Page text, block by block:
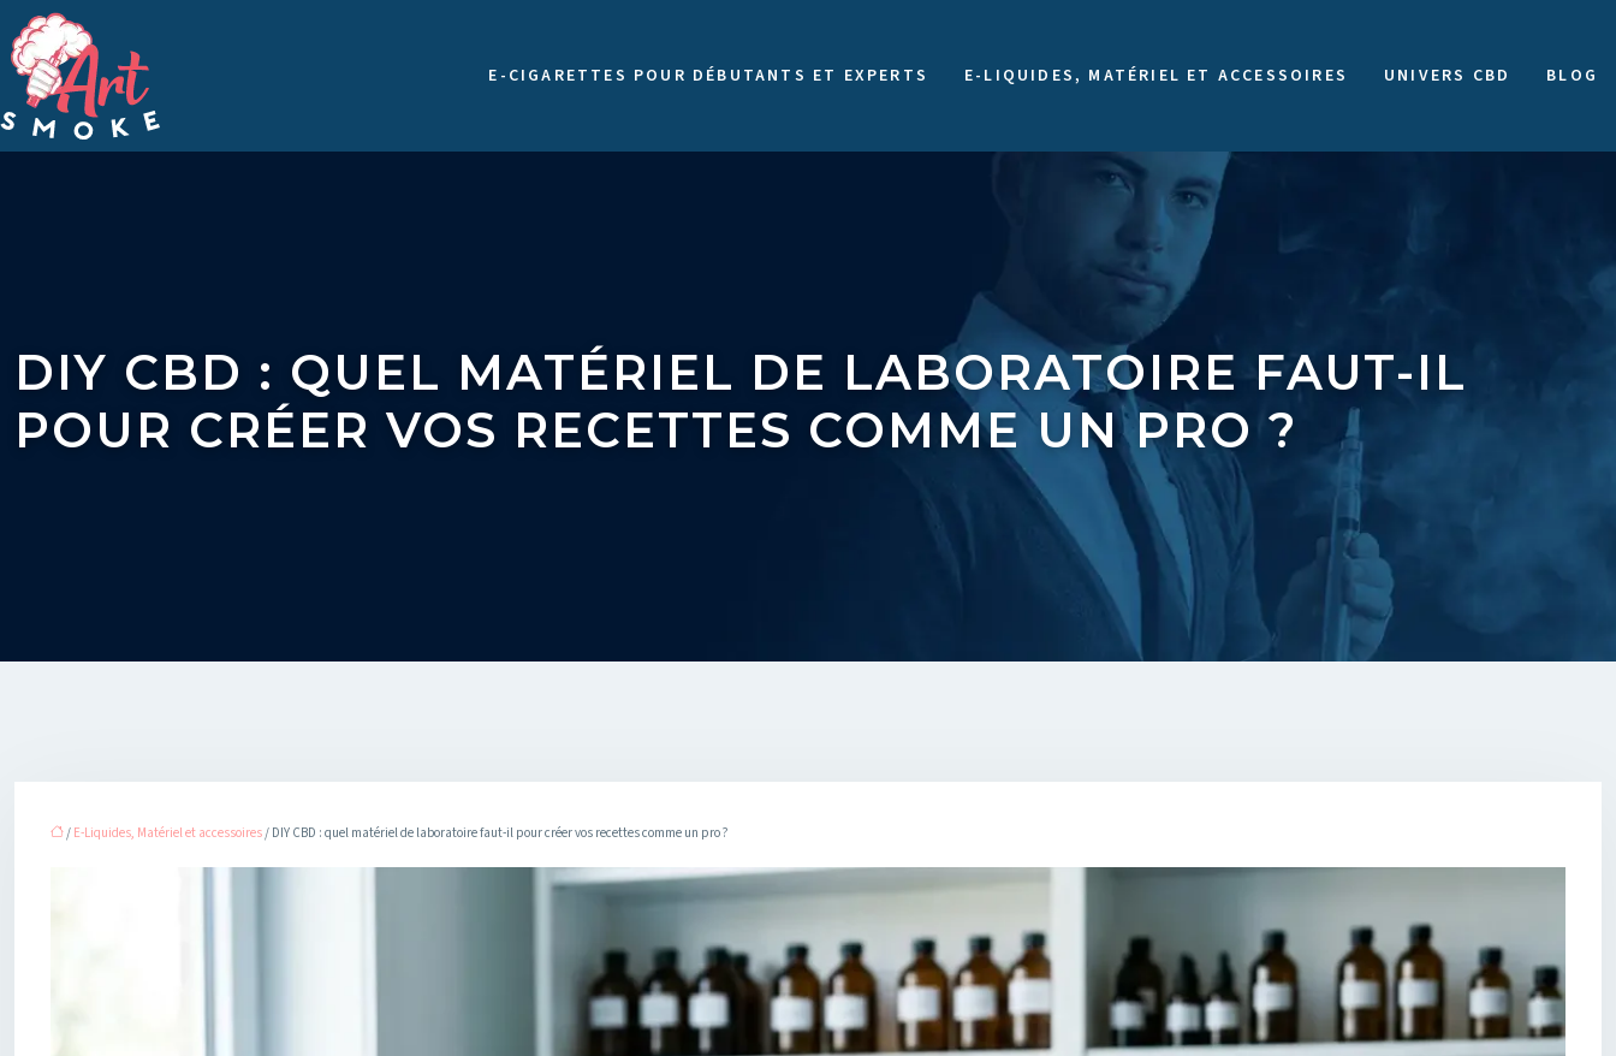
E-CIGARETTES POUR DÉBUTANTS ET EXPERTS E-LIQUIDES, MATÉRIEL ET ACCESSOIRES UNIVERS CBD BLOG
DIY CBD : QUEL MATÉRIEL DE LABORATOIRE FAUT-IL
POUR CRÉER VOS RECETTES COMME UN PRO ?
/ E-Liquides, Matériel et accessoires/ DIY CBD : quel matériel de laboratoire faut-il pour créer vos recettes comme un pro ?